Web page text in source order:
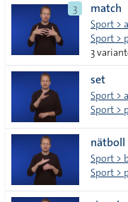
3 match
Sport >
Sport >
3
set
Sport >
Sport >
nätboll
Sport >
Sport >